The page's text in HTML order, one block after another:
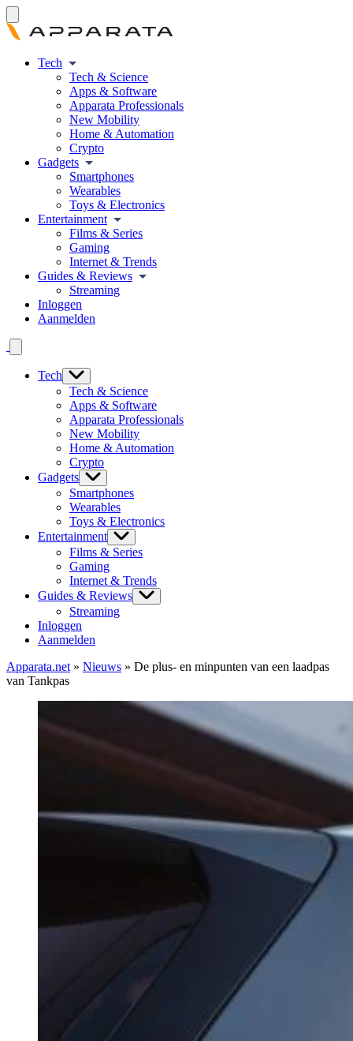
Tech
Tech & Science
Apps & Software
Apparata Professionals
New Mobility
Home & Automation
Crypto
Gadgets
Smartphones
Wearables
Toys & Electronics
Entertainment
Films & Series
Gaming
Internet & Trends
Guides & Reviews
Streaming
Inloggen
Aanmelden
Tech
Tech & Science
Apps & Software
Apparata Professionals
New Mobility
Home & Automation
Crypto
Gadgets
Smartphones
Wearables
Toys & Electronics
Entertainment
Films & Series
Gaming
Internet & Trends
Guides & Reviews
Streaming
Inloggen
Aanmelden
Apparata.net » Nieuws » De plus- en minpunten van een laadpas
van Tankpas